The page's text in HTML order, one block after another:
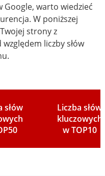
Google, warto wiedzieć
W poniższej
strony z
liczby słów
słów
Liczba słów
kluczowych
w TOP10